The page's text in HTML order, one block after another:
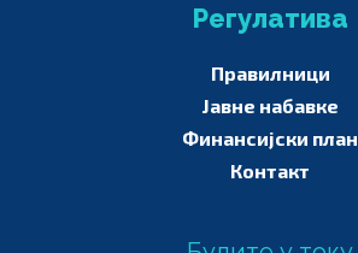
Регулатива
Правилници
Јавне набавке
Финансијски план
Контакт